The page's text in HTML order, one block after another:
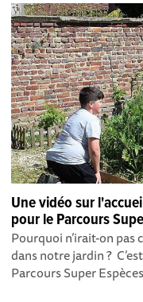
Une vidéo sur
pour le Parcours
Pourquoi n’irait-on
dans notre jardin ?
Parcours Super